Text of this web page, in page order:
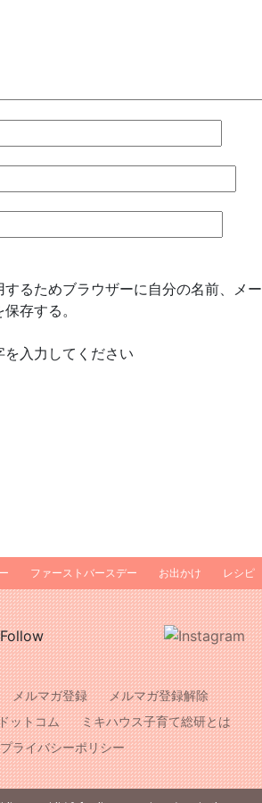
るためブラウザーに自分の名前、メー
存する。
入力してください
ファーストバースデー お出かけ レシピ
メルマガ登録
メルマガ登録解除
ットコム
ミキハウス子育て総研とは
プライバシーポリシー